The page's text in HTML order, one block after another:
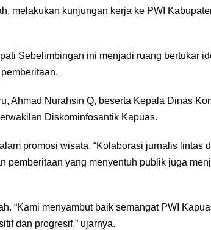
melakukan kunjungan kerja ke PWI
Sebelimbingan ini menjadi ruang bertukar
Ahmad Nurahsin Q, beserta Kepala Dinas
Diskominfosantik Kapuas.
promosi wisata. “Kolaborasi jurnalis lintas
yang menyentuh publik juga
“Kami menyambut baik semangat PWI
dan progresif,” ujarnya.